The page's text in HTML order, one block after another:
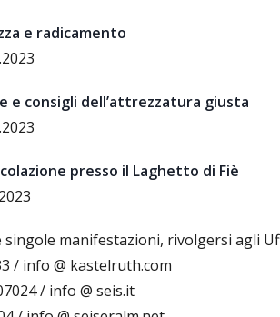
e radicamento
e consigli dell’attrezzatura giusta
presso il Laghetto di Fiè
singole manifestazioni, rivolgersi agli
/ info @ kastelruth.com
/ info @ seis.it